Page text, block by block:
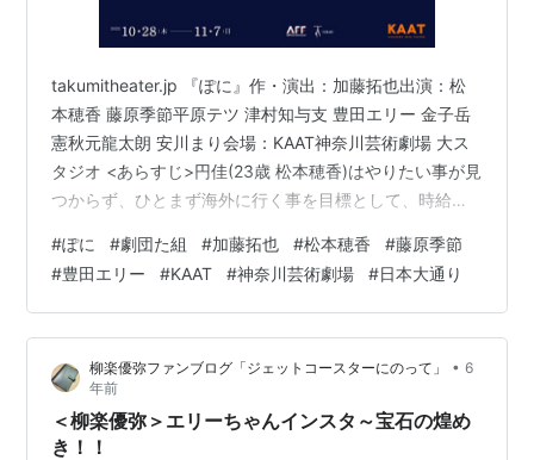
takumitheater.jp 『ぽに』作・演出：加藤拓也出演：松
本穂香 藤原季節平原テツ 津村知与支 豊田エリー 金子岳
憲秋元龍太朗 安川まり会場：KAAT神奈川芸術劇場 大ス
タジオ <あらすじ>円佳(23歳 松本穂香)はやりたい事が見
つからず、ひとまず海外に行く事を目標として、時給
也（24歳 藤原季節）の家に頻繁に寝泊まりしながら、生
意気でシッターを奴隷扱いする男児・れん（5歳 平原テ
ツ）の家から最近よく指名をもらっている。ある日、い
つもの様にバイトへ向かうが、業務中に起きた災害によ
って円佳はれんと避難せざるを得なくなる。しかし避難
#ぽに #劇団た組 #加藤拓也 #松本穂香 #藤原季節
#豊田エリー #KAAT #神奈川芸術劇場 #日本大通り
柳楽優弥ファンブログ「ジェットコースターにのって」 • 6
年前
＜柳楽優弥＞エリーちゃんインスタ～宝石の煌め
き！！